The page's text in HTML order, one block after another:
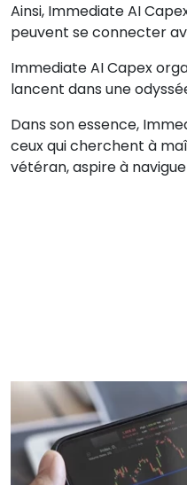
Ainsi, Immediate AI
peuvent se connecter
Immediate AI Capex
lancent dans une
Dans son essence,
ceux qui cherchent à
vétéran, aspire à